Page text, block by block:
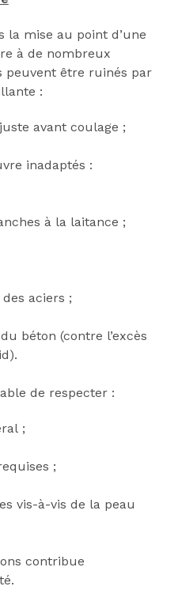
la mise au point d’une
à de nombreux
peuvent être ruinés par
:
avant coulage ;
inadaptés :
à la laitance ;
aciers ;
béton (contre l’excès
de respecter :
;
;
vis-à-vis de la peau
contribue